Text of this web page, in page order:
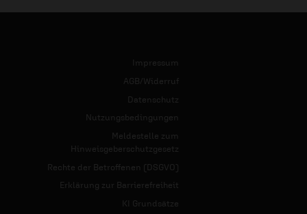
Impressum
AGB/Widerruf
Datenschutz
Nutzungsbedingungen
Meldestelle zum
Hinweisgeberschutzgesetz
Rechte der Betroffenen (DSGVO)
Erklärung zur Barrierefreiheit
KI Grundsätze